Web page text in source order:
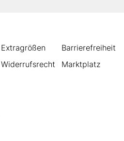
Extragrößen
Widerrufsrecht
Barrierefreiheit
Marktplatz